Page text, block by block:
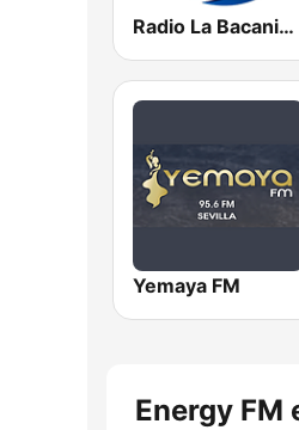
Radio La Bacanisima del Ecuador
Yemaya FM
Energy FM